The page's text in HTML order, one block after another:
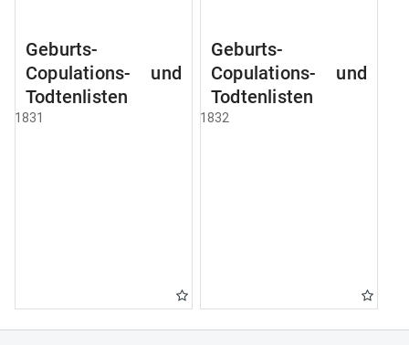
Geburts-
Copulations- und
Todtenlisten
1831
Geburts-
Copulations- und
Todtenlisten
1832